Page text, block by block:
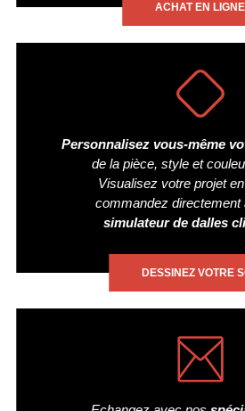
ACHAT EN LIGNE
Personnalisez vous-même
de la pièce, style et
Visualisez votre projet
commandez directement
simulateur de dalles
DESSINEZ VOTRE